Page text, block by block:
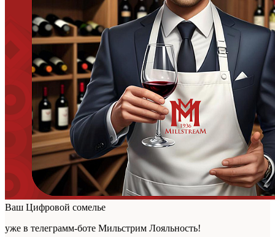
Ваш Цифровой сомелье
уже в телеграмм-боте Мильстрим Лояльность!